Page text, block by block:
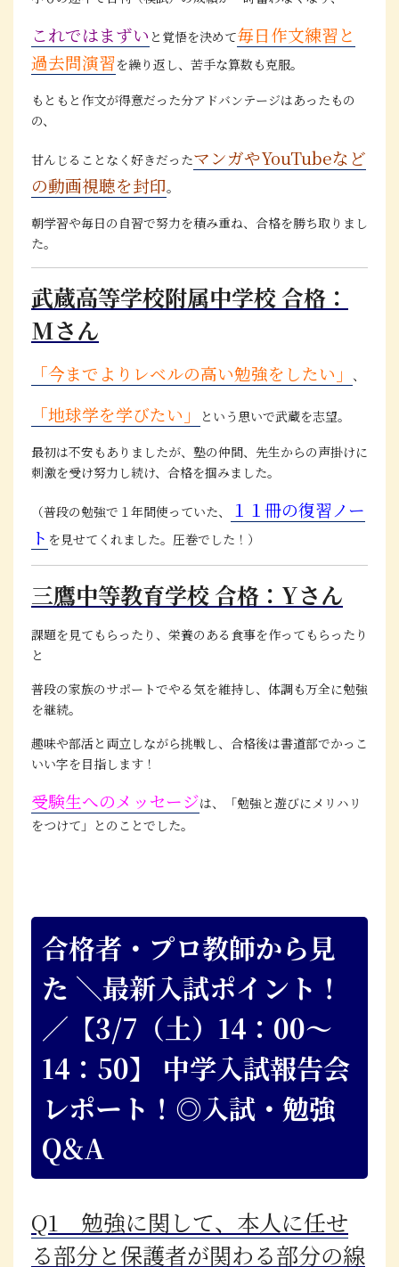
これではまずい と覚悟を決めて毎日作文練習と
過去問演習を繰り返し、苦手な算数も克服。
もともと作文が得意だった分アドバンテージはあったもの
の、
甘んじることなく好きだったマンガやYouTubeなど
の動画視聴を封印。
朝学習や毎日の自習で努力を積み重ね、合格を勝ち取りまし
た。
武蔵高等学校附属中学校 合格：
Mさん
「今までよりレベルの高い勉強をしたい」 、
「地球学を学びたい」
という思いで武蔵を志望。
最初は不安もありましたが、塾の仲間、先生からの声掛けに
刺激を受け努力し続け、合格を掴みました。
（普段の勉強で１年間使っていた、
１１冊の復習ノー
ト を見せてくれました。圧巻でした！）
三鷹中等教育学校 合格：Yさん
課題を見てもらったり、栄養のある食事を作ってもらったり
と
普段の家族のサポートでやる気を維持し、体調も万全に勉強
を継続。
趣味や部活と両立しながら挑戦し、合格後は書道部でかっこ
いい字を目指します！
受験生へのメッセージは、「勉強と遊びにメリハリ
をつけて」とのことでした。
合格者・プロ教師から見
た ＼最新入試ポイント！
／【3/7（土）14：00～
14：50】 中学入試報告会
レポート！◎入試・勉強
Q&A
Q1 勉強に関して、本人に任せ
る部分と保護者が関わる部分の線